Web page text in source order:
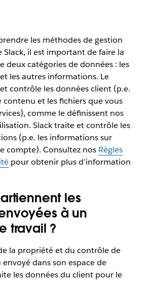
les méthodes de gestion
Slack, il est important de faire la
deux catégories de données : les
les autres informations. Le
contrôle les données client (p.e.
contenu et les fichiers que vous
comme le définissent nos
Slack traite et contrôle les
(p.e. les informations sur
compte). Consultez nos Règles
pour obtenir plus d’information
les
à un
travail ?
la propriété et du contrôle de
dans son espace de
les données du client pour le